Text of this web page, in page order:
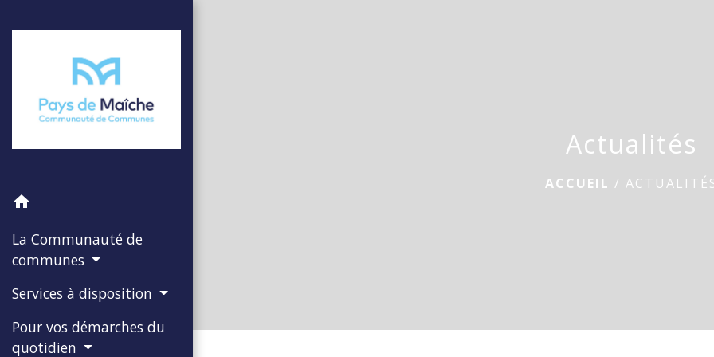
home
La Communauté de
communes
Services à disposition
Pour vos démarches du
quotidien
Actualités
ACCUEIL /